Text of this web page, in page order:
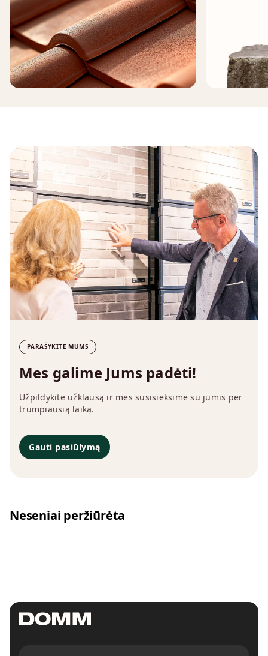
PARAŠYKITE MUMS
Mes galime Jums padėti!
Užpildykite užklausą ir mes susisieksime su jumis per
trumpiausią laiką.
Gauti pasiūlymą
Neseniai peržiūrėta